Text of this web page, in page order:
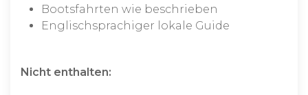
Bootsfahrten wie beschrieben
Englischsprachiger lokale Guide
Nicht enthalten: